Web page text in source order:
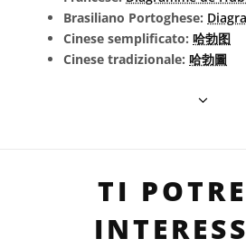
Brasiliano Portoghese:
Cinese semplificato: 哈勃图
Cinese tradizionale: 哈勃圖
TI